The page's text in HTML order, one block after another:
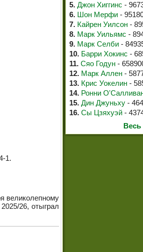
1.
великолепному
26, отыграл
5. Джон Хиггинс -
6. Шон Мерфи -
7. Кайрен Уилсон -
8. Марк Уильямс -
9. Марк Селби -
10. Барри Хокинс -
11. Сяо Годун -
12. Марк Аллен -
13. Крис Уокелин -
14. Ронни
15. Дин Джуньху -
16. Сы Цзяхуэй -
Весь